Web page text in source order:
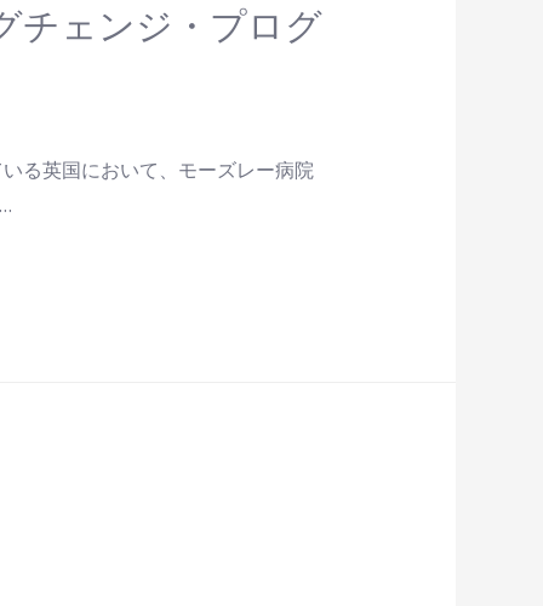
チェンジ・プログ
る英国において、モーズレー病院